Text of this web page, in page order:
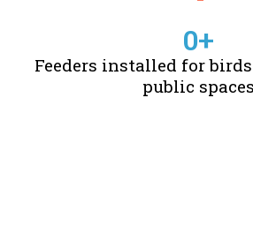
Feeders installed for
public spaces
0+